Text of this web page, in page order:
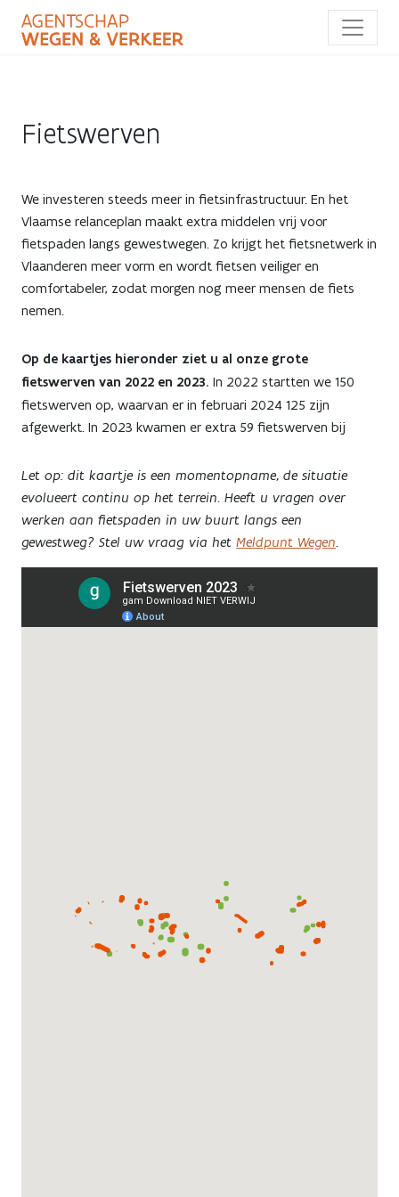
naar
Fietswerven
We investeren steeds meer in fietsinfrastructuur. En het
Vlaamse relanceplan maakt extra middelen vrij voor
fietspaden langs gewestwegen. Zo krijgt het fietsnetwerk in
Vlaanderen meer vorm en wordt fietsen veiliger en
comfortabeler, zodat morgen nog meer mensen de fiets
nemen.
Op de kaartjes hieronder ziet u al onze grote
fietswerven van 2022 en 2023. In 2022 startten we 150
fietswerven op, waarvan er in februari 2024 125 zijn
afgewerkt. In 2023 kwamen er extra 59 fietswerven bij
Let op: dit kaartje is een momentopname, de situatie
evolueert continu op het terrein. Heeft u vragen over
werken aan fietspaden in uw buurt langs een
gewestweg? Stel uw vraag via het Meldpunt Wegen